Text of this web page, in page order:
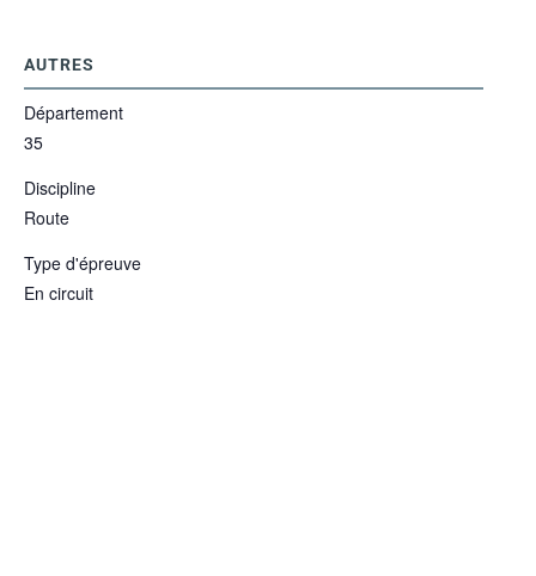
AUTRES
Département
35
Discipline
Route
Type d'épreuve
En circuit